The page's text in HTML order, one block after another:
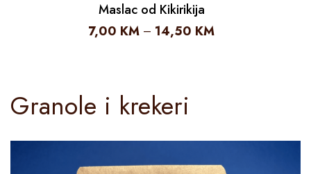
Maslac od Kikirikija
7,00 KM – 14,50 KM
Granole i krekeri